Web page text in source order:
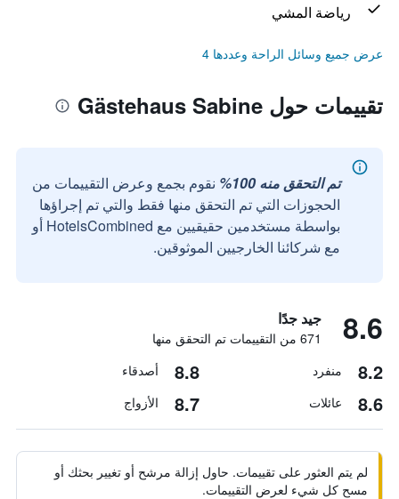
رياضة المشي
عرض جميع وسائل الراحة وعددها 4
تقييمات حول Gästehaus Sabine
تم التحقق منه 100%
نقوم بجمع وعرض التقييمات من
الحجوزات التي تم التحقق منها فقط والتي تم إجراؤها
بواسطة مستخدمين حقيقيين مع HotelsCombined أو
مع شركائنا الخارجيين الموثوقين.
8.6 جيد جدًا
671 من التقييمات تم التحقق منها
8.2 منفرد 8.8 أصدقاء
8.6 عائلات 8.7 الأزواج
لم يتم العثور على تقييمات. حاول إزالة مرشح أو تغيير بحثك أو
مسح كل شيء لعرض التقييمات.